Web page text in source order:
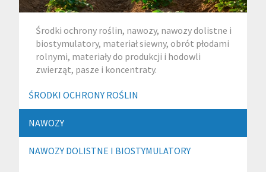
Środki ochrony roślin, nawozy, nawozy dolistne i
biostymulatory, materiał siewny, obrót płodami
rolnymi, materiały do produkcji i hodowli
zwierząt, pasze i koncentraty.
ŚRODKI OCHRONY ROŚLIN
NAWOZY
NAWOZY DOLISTNE I BIOSTYMULATORY